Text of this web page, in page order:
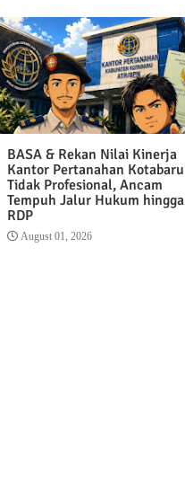
BASA & Rekan Nilai Kinerja
Kantor Pertanahan Kotabaru
Tidak Profesional, Ancam
Tempuh Jalur Hukum hingga
RDP
August 01, 2026